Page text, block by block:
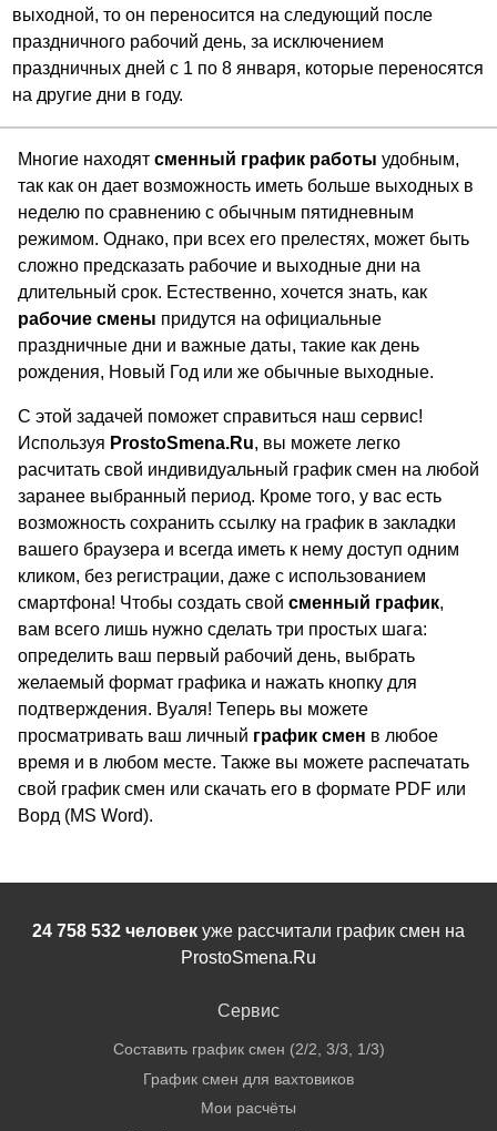
выходной, то он переносится на следующий после
праздничного рабочий день, за исключением
праздничных дней с 1 по 8 января, которые переносятся
на другие дни в году.
Многие находят сменный график работы удобным,
так как он дает возможность иметь больше выходных в
неделю по сравнению с обычным пятидневным
режимом. Однако, при всех его прелестях, может быть
сложно предсказать рабочие и выходные дни на
длительный срок. Естественно, хочется знать, как
рабочие смены придутся на официальные
праздничные дни и важные даты, такие как день
рождения, Новый Год или же обычные выходные.
С этой задачей поможет справиться наш сервис!
Используя ProstoSmena.Ru, вы можете легко
расчитать свой индивидуальный график смен на любой
заранее выбранный период. Кроме того, у вас есть
возможность сохранить ссылку на график в закладки
вашего браузера и всегда иметь к нему доступ одним
кликом, без регистрации, даже с использованием
смартфона! Чтобы создать свой сменный график,
вам всего лишь нужно сделать три простых шага:
определить ваш первый рабочий день, выбрать
желаемый формат графика и нажать кнопку для
подтверждения. Вуаля! Теперь вы можете
просматривать ваш личный график смен в любое
время и в любом месте. Также вы можете распечатать
свой график смен или скачать его в формате PDF или
Ворд (MS Word).
24 758 532 человек уже рассчитали график смен на
ProstoSmena.Ru
Сервис
Составить график смен (2/2, 3/3, 1/3)
График смен для вахтовиков
Мои расчёты